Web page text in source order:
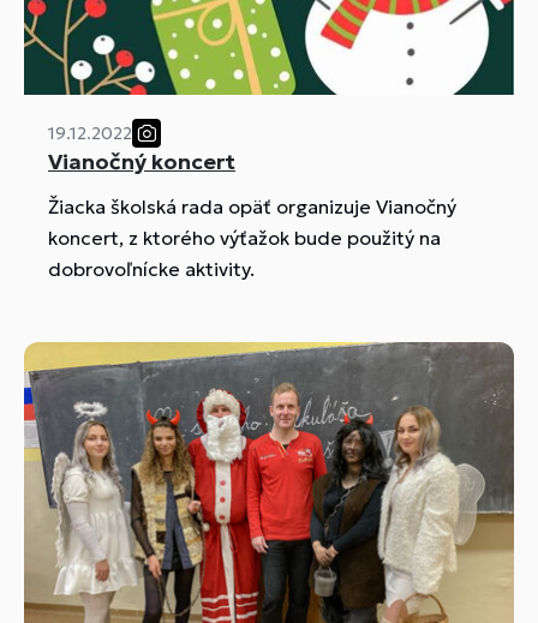
19.12.2022
Vianočný koncert
Žiacka školská rada opäť organizuje Vianočný
koncert, z ktorého výťažok bude použitý na
dobrovoľnícke aktivity.